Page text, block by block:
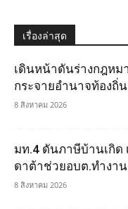
เรื่องล่าสุด
เดินหน้าดันร่างกฎหม
กระจายอำนาจท้องถิ่
8 สิงหาคม 2026
มท.4 ดันภาษีบ้านเกิด
ดาต้าช่วยอบต.ทำงาน
8 สิงหาคม 2026